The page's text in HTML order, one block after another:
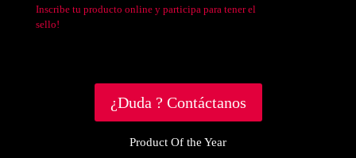
Inscribe tu producto online y participa para tener el
sello!
¿Duda ? Contáctanos
Product Of the Year